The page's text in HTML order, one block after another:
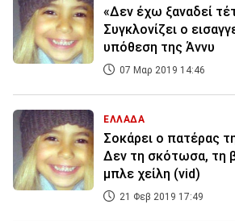
«Δεν έχω ξαναδεί
Συγκλονίζει ο
υπόθεση της Άννυ
07 Μαρ 2019 14:46
ΕΛΛΑΔΑ
Σοκάρει ο πατέρας
Δεν τη σκότωσα, τη
μπλε χείλη (vid)
21 Φεβ 2019 17:49